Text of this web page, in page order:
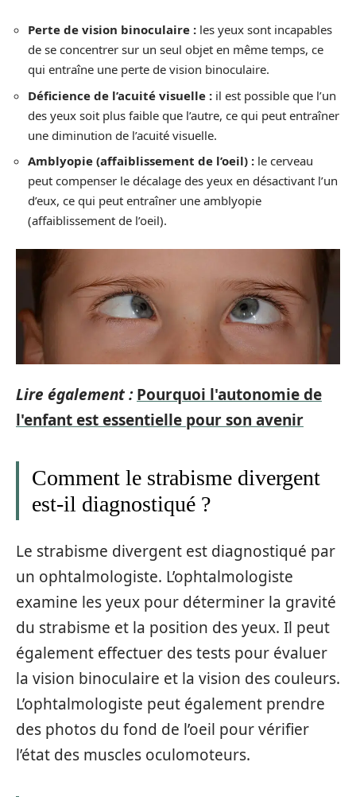
Perte de vision binoculaire : les yeux sont incapables
de se concentrer sur un seul objet en même temps, ce
qui entraîne une perte de vision binoculaire.
Déficience de l’acuité visuelle : il est possible que l’un
des yeux soit plus faible que l’autre, ce qui peut entraîner
une diminution de l’acuité visuelle.
Amblyopie (affaiblissement de l’oeil) : le cerveau
peut compenser le décalage des yeux en désactivant l’un
d’eux, ce qui peut entraîner une amblyopie
(affaiblissement de l’oeil).
Lire également : Pourquoi l'autonomie de
l'enfant est essentielle pour son avenir
Comment le strabisme divergent
est-il diagnostiqué ?
Le strabisme divergent est diagnostiqué par
un ophtalmologiste. L’ophtalmologiste
examine les yeux pour déterminer la gravité
du strabisme et la position des yeux. Il peut
également effectuer des tests pour évaluer
la vision binoculaire et la vision des couleurs.
L’ophtalmologiste peut également prendre
des photos du fond de l’oeil pour vérifier
l’état des muscles oculomoteurs.